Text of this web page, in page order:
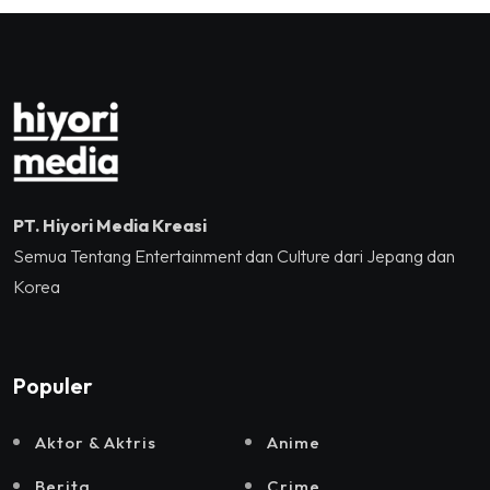
Jakarta, Mataloka Live,
PT. Hiyori Media Kreasi
Semua Tentang Entertainment dan Culture dari Jepang dan
Korea
Populer
Aktor & Aktris Anime